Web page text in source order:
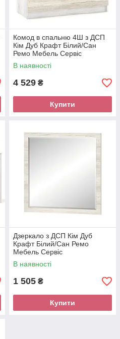
Комод в спальню 4Ш з ДСП
Кім Дуб Крафт Білий/Сан
Ремо Мебель Сервіс
В наявності
4 529 ₴
Купити
Дзеркало з ДСП Кім Дуб
Крафт Білий/Сан Ремо
Мебель Сервіс
В наявності
1 505 ₴
Купити